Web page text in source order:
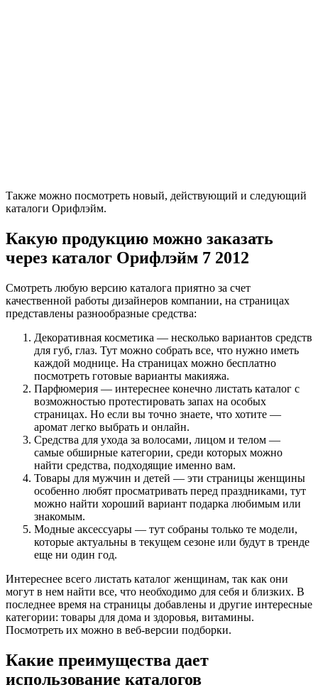
Также можно посмотреть новый, действующий и следующий
каталоги Орифлэйм.
Какую продукцию можно заказать
через каталог Орифлэйм 7 2012
Смотреть любую версию каталога приятно за счет
качественной работы дизайнеров компании, на страницах
представлены разнообразные средства:
Декоративная косметика — несколько вариантов средств
для губ, глаз. Тут можно собрать все, что нужно иметь
каждой моднице. На страницах можно бесплатно
посмотреть готовые варианты макияжа.
Парфюмерия — интереснее конечно листать каталог с
возможностью протестировать запах на особых
страницах. Но если вы точно знаете, что хотите —
аромат легко выбрать и онлайн.
Средства для ухода за волосами, лицом и телом —
самые обширные категории, среди которых можно
найти средства, подходящие именно вам.
Товары для мужчин и детей — эти страницы женщины
особенно любят просматривать перед праздниками, тут
можно найти хороший вариант подарка любимым или
знакомым.
Модные аксессуары — тут собраны только те модели,
которые актуальны в текущем сезоне или будут в тренде
еще ни один год.
Интереснее всего листать каталог женщинам, так как они
могут в нем найти все, что необходимо для себя и близких. В
последнее время на страницы добавлены и другие интересные
категории: товары для дома и здоровья, витамины.
Посмотреть их можно в веб-версии подборки.
Какие преимущества дает
использование каталогов